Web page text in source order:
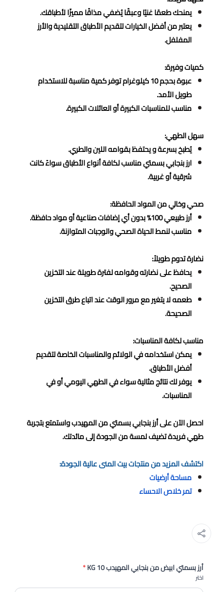
يمنحك طعمًا غنيًا وعبقًا يُضفي مذاقًا مميزًا لأطباقك.
يعتبر من أفضل الخيارات لتقديم الأطباق التقليدية والأرز
المفلفل.
كميات وفيرة:
عبوة بحجم 10 كيلوغرام توفر كمية مناسبة للاستخدام
طويل الأمد.
مناسب للمناسبات الكبيرة أو العائلات الكبيرة.
سهل الطهي:
يُطبخ بسرعة و يحتفظ بقوامه اللين والطري.
ارز بنجابي بسمتي مناسب لكافة أنواع الأطباق سواءً كانت
شرقية أو غربية.
صحي وخالي من المواد الحافظة:
أرز طبيعي 100% بدون أي إضافات صناعية أو مواد حافظة.
مناسب لنمط الحياة الصحي والوجبات المتوازنة.
نضارة تدوم طويلاً:
يحافظ على نضارته وقوامه لفترة طويلة عند التخزين
الصحيح.
طعمه لا يتغير مع مرور الوقت عند اتباع طرق التخزين
الصحيحة.
مناسب لكافة المناسبات:
يمكن استخدامه في الولائم والمناسبات الخاصة لتقديم
أفضل الأطباق.
يوفر لك نتائج مثالية سواء في الطهي اليومي أو في
المناسبات.
احصل الآن على أرز بنجابي بسمتي من المهيدب واستمتع بتجربة
طهي فريدة تضيف لمسة من الجودة إلى مائدتك.
اكتشف المزيد من منتجات بيت المنى عالية الجودة:
مساحة أرضيات
تمر خلاص الاحساء
أرز بسمتي ابيض من بنجابي المهيدب 10 KG *
اختر